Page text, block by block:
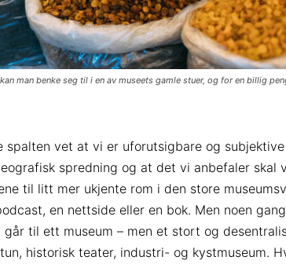
man benke seg til i en av museets gamle stuer, og for en billig
spalten vet at vi er uforutsigbare og
spredning og at det vi anbefaler
til litt mer ukjente rom i den store
en nettside eller en bok. Men noen
går til ett museum – men et stort og
historisk teater, industri- og kystmuseum.